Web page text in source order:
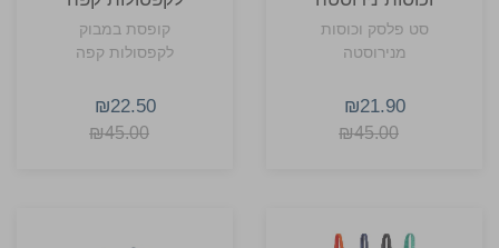
סט פלסק וכוסות
מנירוסטה
₪21.90
₪45.00
במבוק 20 תאים
בוקסיט
קופסת במבוק
לקפסולות קפה
₪22.50
₪45.00